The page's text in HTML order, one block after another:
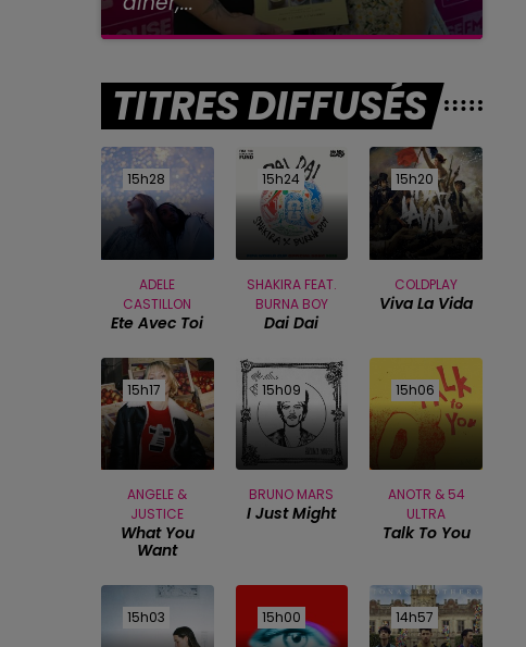
TITRES DIFFUSÉS
15h28
15h28
ADELE
CASTILLON
Ete Avec Toi
15h24
15h24
SHAKIRA FEAT.
BURNA BOY
Dai Dai
15h20
15h20
COLDPLAY
Viva La Vida
15h17
15h17
ANGELE &
JUSTICE
What You
Want
15h09
15h09
BRUNO MARS
I Just Might
15h06
15h06
ANOTR & 54
ULTRA
Talk To You
15h03
15h03 15h00
15h00 14h57
14h57